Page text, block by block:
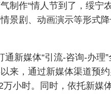
制作“情人节到了，绥宁
景剧、动画演示等形
通新媒体“引流-咨询-办理
来，通过新媒体渠道预
小时。同时，依托新媒